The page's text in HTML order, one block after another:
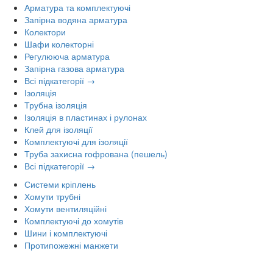
Арматура та комплектуючі
Запірна водяна арматура
Колектори
Шафи колекторні
Регулююча арматура
Запірна газова арматура
Всі підкатегорії →
Ізоляція
Трубна ізоляція
Ізоляція в пластинах і рулонах
Клей для ізоляції
Комплектуючі для ізоляції
Труба захисна гофрована (пешель)
Всі підкатегорії →
Системи кріплень
Хомути трубні
Хомути вентиляційні
Комплектуючі до хомутів
Шини і комплектуючі
Протипожежні манжети